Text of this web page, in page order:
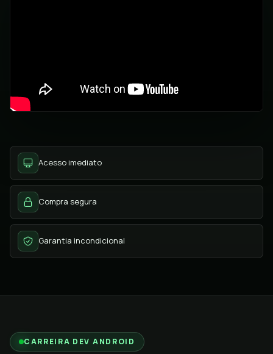
Acesso imediato
Compra segura
Garantia incondicional
CARREIRA DEV ANDROID